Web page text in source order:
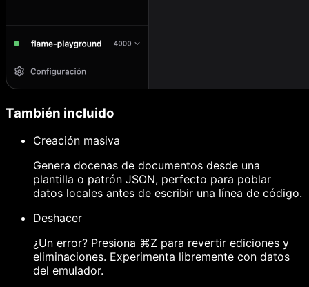
También incluido
Creación masiva
Genera docenas de documentos desde una
plantilla o patrón JSON, perfecto para poblar
datos locales antes de escribir una línea de código.
Deshacer
¿Un error? Presiona ⌘Z para revertir ediciones y
eliminaciones. Experimenta libremente con datos
del emulador.